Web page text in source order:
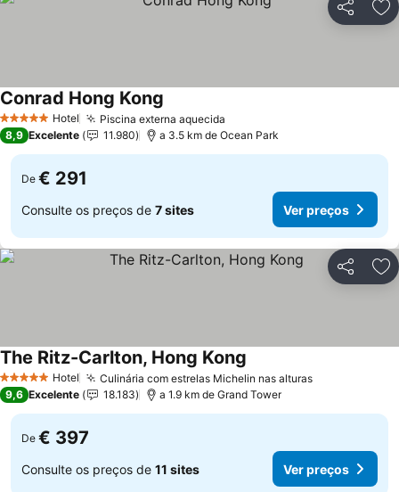
Partilhar
5 Estrelas Hotel Piscina externa aquecida
Conrad Hong Kong
8,9 Excelente 11.980 a 3.5 km de Ocean Park
De € 291
Consulte os preços de 7 sites Ver preços
Partilhar
5 Estrelas Hotel Culinária com estrelas Michelin nas alturasVer preços
The Ritz-Carlton, Hong Kong
9,6 Excelente 18.183 a 1.9 km de Grand Tower
De € 397
Consulte os preços de 11 sites Ver preços